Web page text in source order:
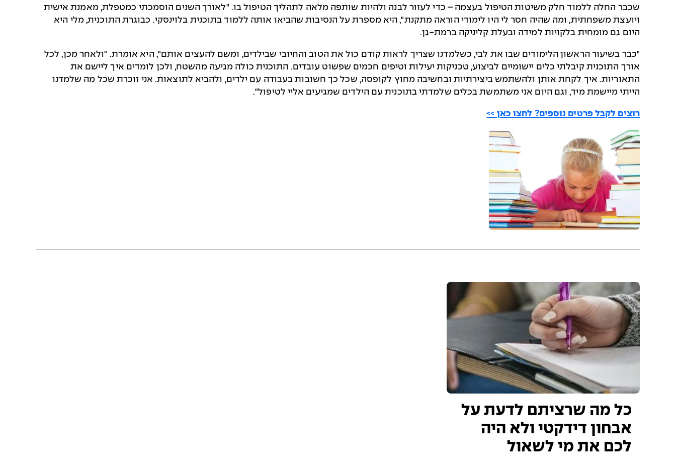
שכבר החלה ללמוד חלק משיטות הטיפול בעצמה – כדי לעזור לבנה ולהיות שותפה מלאה לתהליך הטיפול בו. "לאורך השנים הוסמכתי כמטפלת, מאמנת אישית
ויועצת משפחתית, ומה שהיה חסר לי היו לימודי הוראה מתקנת", היא מספרת על הנסיבות שהביאו אותה ללמוד בתוכנית בלוינסקי. כבוגרת התוכנית, מלי היא
היום גם מומחית בלקויות למידה ובעלת קליניקה ברמת-גן.
"כבר בשיעור הראשון הלימודים שבו את לבי, כשלמדנו שצריך לראות קודם כול את הטוב והחיובי שבילדים, ומשם להעצים אותם", היא אומרת. "ולאחר מכן, לכל
אורך התוכנית קיבלתי כלים יישומיים לביצוע, טכניקות יעילות וטיפים חכמים שפשוט עובדים. התוכנית כולה מגיעה מהשטח, ולכן לומדים איך ליישם את
התאוריות. איך לקחת אותן ולהשתמש ביצירתיות ובחשיבה מחוץ לקופסה, שכל כך חשובות בעבודה עם ילדים, ולהביא לתוצאות. אני זוכרת שכל מה שלמדנו
הייתי מיישמת מיד, וגם היום אני משתמשת בכלים שלמדתי בתוכנית עם הילדים שמגיעים אליי לטיפול".
רוצים לקבל פרטים נוספים? לחצו כאן >>
כל מה שרציתם לדעת על
אבחון דידקטי ולא היה
לכם את מי לשאול